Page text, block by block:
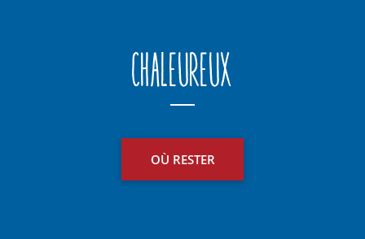
Chaleureux
OÙ RESTER